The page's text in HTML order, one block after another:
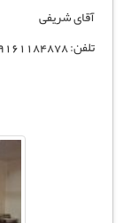
آقای شریفی
تلفن: 09161184878